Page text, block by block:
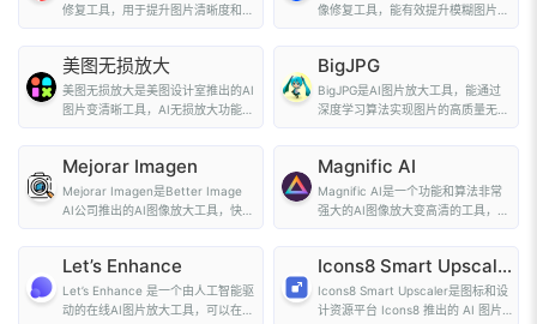
修复工具，用于提升图片清晰度和画
像修复工具，能有效提升模糊图片的
美图无损放大
美图无损放大是美图设计室推出的AI
图片变清晰工具，AI无损放大功能支
BigJPG
BigJPG是AI图片放大工具，能通过
深度学习算法实现图片的高质量无损
Mejorar Imagen
Mejorar Imagen是Better Image
AI公司推出的AI图像放大工具，快速
Magnific AI
Magnific AI是一个功能和算法非常
强大的AI图像放大变高清的工具，支
Let’s Enhance
Let’s Enhance 是一个由人工智能驱
动的在线AI图片放大工具，可以在不
Icons8 Smart Upscaler
Icons8 Smart Upscaler是图标和设
计资源平台 Icons8 推出的 AI 图片